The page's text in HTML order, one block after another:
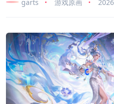
garts 游戏原画